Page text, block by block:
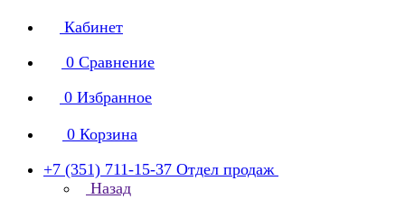
Кабинет
0 Сравнение
0 Избранное
0 Корзина
+7 (351) 711-15-37 Отдел продаж
Назад